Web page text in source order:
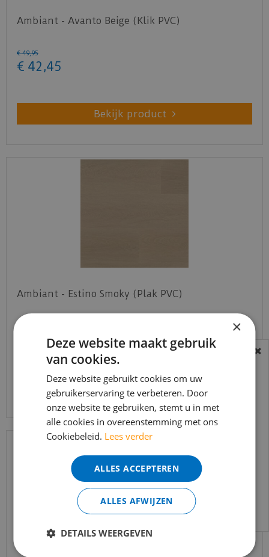
Ambiant - Avanto Beige (Klik PVC)
€ 49,95
€ 42 ,45
Bekijk product
Ambiant - Estino Smoky (Plak PVC)
95
Bekijk product
BEREIKBAARHEID
In verband met de vakantie periode zijn wij
t/m 14 augustus telefonisch helaas niet
bereikbaar.
Bestelling worden uiteraard verwerkt
echter iets minder snel dan wat je van ons
gewend bent.
Voor vragen kan je ons bereiken via
info@merkvloerenwinkel.nl
×
Deze website maakt gebruik
van cookies.
Deze website gebruikt cookies om uw
gebruikerservaring te verbeteren. Door
onze website te gebruiken, stemt u in met
alle cookies in overeenstemming met ons
Cookiebeleid. Lees verder
ALLES ACCEPTEREN
ALLES AFWIJZEN
DETAILS WEERGEVEN